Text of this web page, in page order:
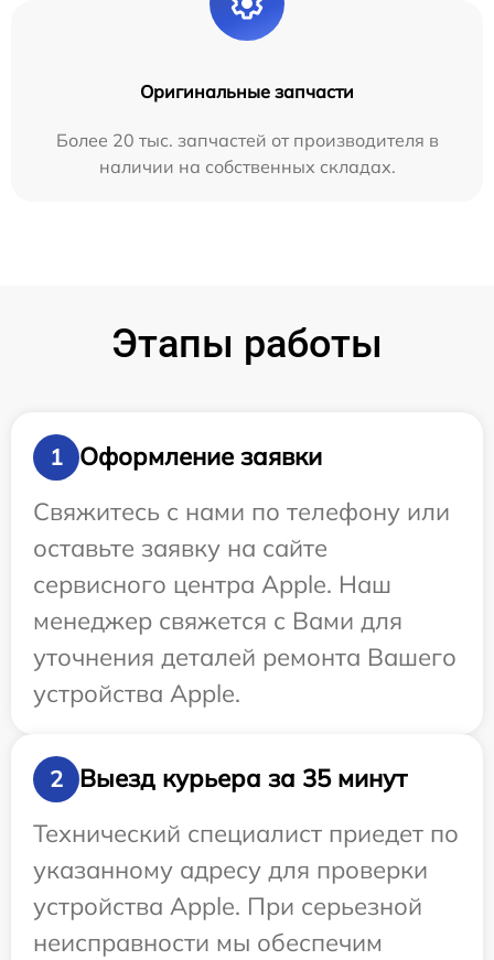
Оригинальные запчасти
Более 20 тыс. запчастей от производителя в
наличии на собственных складах.
Этапы работы
1
Оформление заявки
Свяжитесь с нами по телефону или
оставьте заявку на сайте
сервисного центра Apple. Наш
менеджер свяжется с Вами для
уточнения деталей ремонта Вашего
устройства Apple.
2
Выезд курьера за 35 минут
Технический специалист приедет по
указанному адресу для проверки
устройства Apple. При серьезной
неисправности мы обеспечим